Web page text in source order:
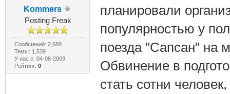
Kommers
Posting Freak
Сообщений: 2,688
Темы: 1,539
У нас с: 04-08-2009
Рейтинг: 0
планировали
популярностью у
поезда "Сапсан" на
Обвинение в
стать сотни